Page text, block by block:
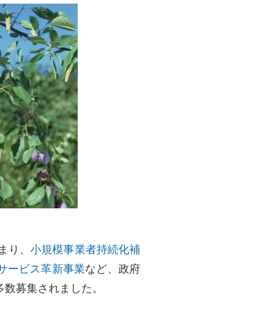
り、小規模事業者持続化補
ービス革新事業など、政府
募集されました。